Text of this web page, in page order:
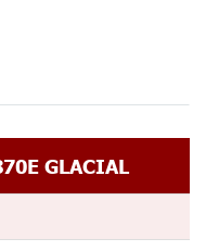
GLACIAL